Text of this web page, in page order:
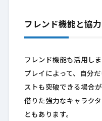
フレンド機能と協力
フレンド機能も活用し
プレイによって、自分
ストも突破できる場合
借りた強力なキャラク
ともあります。